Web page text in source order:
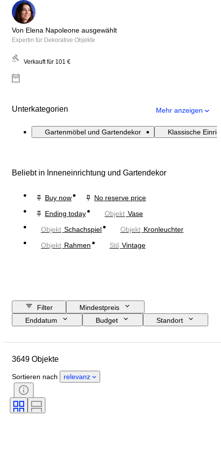
Von Elena Napoleone ausgewählt
Expertin für Dekorative Objekte
Verkauft für 101 €
Unterkategorien Mehr anzeigen
Gartenmöbel und Gartendekor Klassische
Beliebt in Inneneinrichtung und Gartendekor
Buy now
No reserve price
Ending today
Objekt Vase
Objekt Schachspiel Objekt Kronleuchter
Objekt Rahmen Stil Vintage
Filter
Mindestpreis
Enddatum
Budget
Standort
Herkunftsland
Geschlecht
Zustand
Periode
Zertifikat
Technik
Uhrwerk
3649 Objekte
Sortieren nach relevanz